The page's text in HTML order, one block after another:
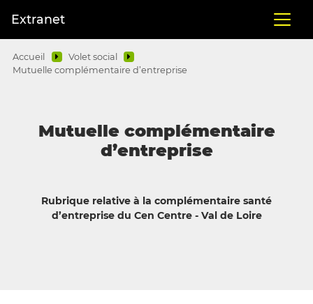
Extranet
Accueil
Volet social
Mutuelle complémentaire d’entreprise
Mutuelle complémentaire
d’entreprise
Rubrique relative à la complémentaire santé
d’entreprise du Cen Centre - Val de Loire